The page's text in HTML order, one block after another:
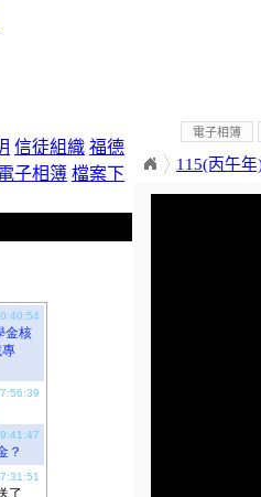
信徒組織 福德
子相簿 檔案下
電子相簿
115(丙午